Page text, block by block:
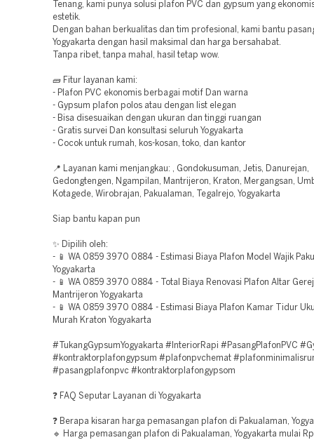
Tenang, kami punya solusi plafon PVC dan gypsum yang
estetik.
Dengan bahan berkualitas dan tim profesional, kami bantu
Yogyakarta dengan hasil maksimal dan harga bersahabat.
Tanpa ribet, tanpa mahal, hasil tetap wow.
🧱 Fitur layanan kami:
- Plafon PVC ekonomis berbagai motif Dan warna
- Gypsum plafon polos atau dengan list elegan
- Bisa disesuaikan dengan ukuran dan tinggi ruangan
- Gratis survei Dan konsultasi seluruh Yogyakarta
- Cocok untuk rumah, kos-kosan, toko, dan kantor
📍 Layanan kami menjangkau: , Gondokusuman, Jetis, Danurejan,
Gedongtengen, Ngampilan, Mantrijeron, Kraton, Mergangsan,
Kotagede, Wirobrajan, Pakualaman, Tegalrejo, Yogyakarta
Siap bantu kapan pun
✨ Dipilih oleh:
- 📱 WA 0859 3970 0884 - Estimasi Biaya Plafon Model Wajik
Yogyakarta
- 📱 WA 0859 3970 0884 - Total Biaya Renovasi Plafon Altar
Mantrijeron Yogyakarta
- 📱 WA 0859 3970 0884 - Estimasi Biaya Plafon Kamar Tidur
Murah Kraton Yogyakarta
#TukangGypsumYogyakarta #InteriorRapi #PasangPlafonPVC
#kontraktorplafongypsum #plafonpvchemat
#pasangplafonpvc #kontraktorplafongypsom
❓ FAQ Seputar Layanan di Yogyakarta
❓ Berapa kisaran harga pemasangan plafon di Pakualaman,
🔹 Harga pemasangan plafon di Pakualaman, Yogyakarta mulai